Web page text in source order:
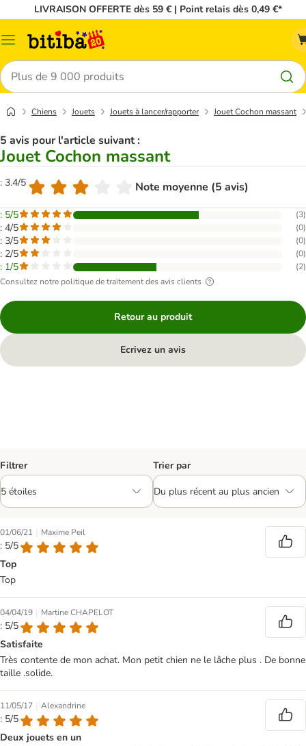
LIVRAISON OFFERTE dès 59 € | Point relais dès 0,49 €*
Menu
Rechercher
Chiens Jouets Jouets à lancer/rapporter Jouet Cochon massant
5 avis pour l'article suivant :
Jouet Cochon massant
: 3.4/5 Note moyenne (5 avis)
: 5/5 (3)
: 4/5 (0)
: 3/5 (0)
: 2/5 (0)
: 1/5 (2)
Consultez notre politique de traitement des avis clients
Retour au produit
Ecrivez un avis
Filtrer Trier par
01/06/21 | Maxime Peil
: 5/5
Top
Top
04/04/19 | Martine CHAPELOT
: 5/5
Satisfaite
Très contente de mon achat. Mon petit chien ne le lâche plus . De bonne
taille .solide.
11/05/17 | Alexandrine
: 5/5
Deux jouets en un